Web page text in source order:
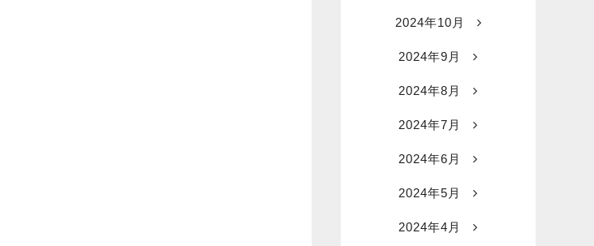
2024年10月
2024年9月
2024年8月
2024年7月
2024年6月
2024年5月
2024年4月